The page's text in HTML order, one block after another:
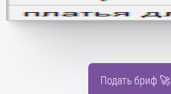
Подать бриф 🚀